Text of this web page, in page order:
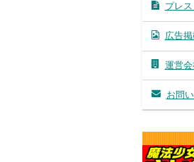
プレ
広告
運営会
お問